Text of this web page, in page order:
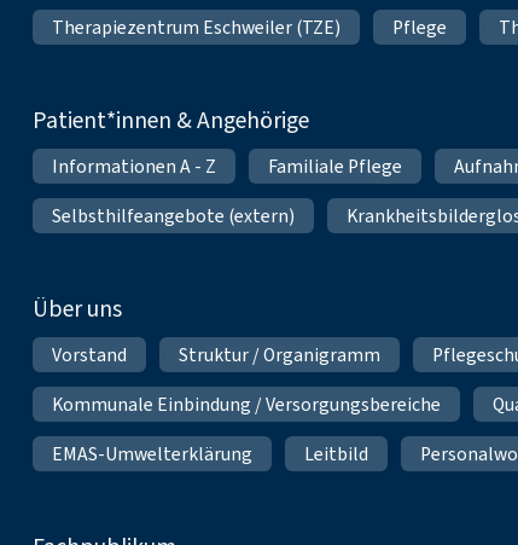
Therapiezentrum Eschweiler (TZE)
Pflege
Patient*innen & Angehörige
Informationen A - Z Familiale Pflege
Selbsthilfeangebote (extern)
Über uns
Vorstand Struktur / Organigramm
Kommunale Einbindung / Versorgungsbereiche
EMAS-Umwelterklärung
Leitbild